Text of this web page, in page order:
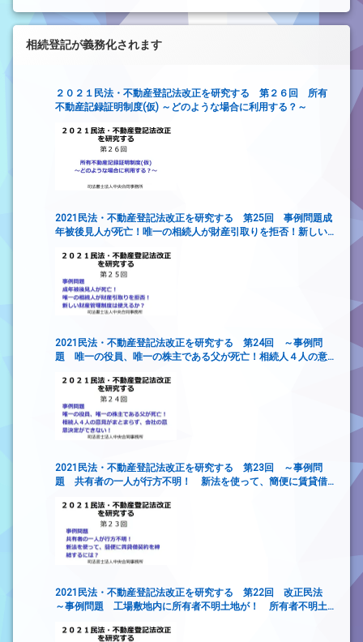
相続登記が義務化されます
２０２１民法・不動産登記法改正を研究する 第２６回 所有
不動産記録証明制度(仮) ～どのような場合に利用する？～
2021民法・不動産登記法改正を研究する 第25回 事例問題成
年被後見人が死亡！唯一の相続人が財産引取りを拒否！新しい
2021民法・不動産登記法改正を研究する 第24回 ～事例問
題 唯一の役員、唯一の株主である父が死亡！相続人４人の意
2021民法・不動産登記法改正を研究する 第23回 ～事例問
題 共有者の一人が行方不明！ 新法を使って、簡便に賃貸借
2021民法・不動産登記法改正を研究する 第22回 改正民法
～事例問題 工場敷地内に所有者不明土地が！ 所有者不明土